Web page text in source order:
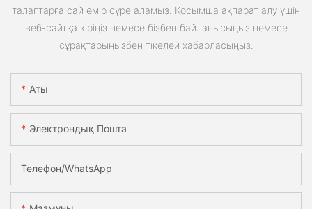
талаптарға сай өмір сүре аламыз. Қосымша ақпарат алу үшін
веб-сайтқа кіріңіз немесе бізбен байланысыңыз немесе
сұрақтарыңызбен тікелей хабарласыңыз.
Аты
Электрондық Пошта
Телефон/whatsApp